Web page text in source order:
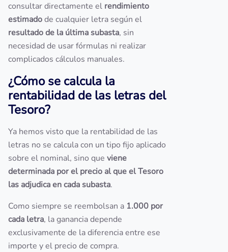
consultar directamente el rendimiento
estimadode cualquier letra según el
resultado de la última subasta, sin
necesidad de usar fórmulas ni realizar
complicados cálculos manuales.
¿Cómo se calcula la
rentabilidad de las letras del
Tesoro?
Ya hemos visto que la rentabilidad de las
letras no se calcula con un tipo fijo aplicado
sobre el nominal, sino que viene
determinada por el precio al que el Tesoro
las adjudica en cada subasta.
Como siempre se reembolsan a 1.000 por
cada letra, la ganancia depende
exclusivamente de la diferencia entre ese
importe y el precio de compra.